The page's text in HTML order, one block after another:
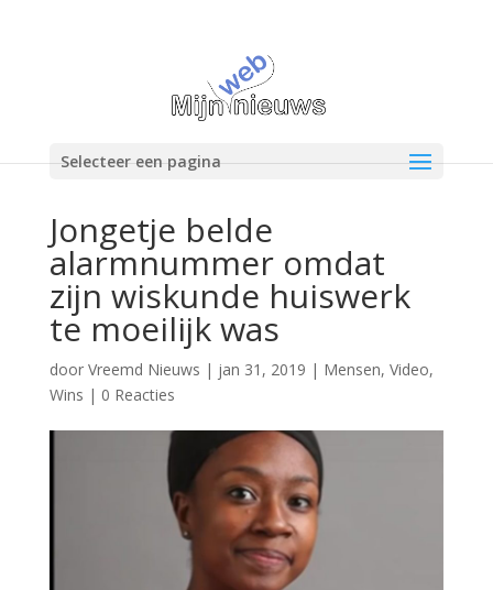
Selecteer een pagina
Jongetje belde
alarmnummer omdat
zijn wiskunde huiswerk
te moeilijk was
door Vreemd Nieuws | jan 31, 2019 | Mensen, Video,
Wins | 0 Reacties